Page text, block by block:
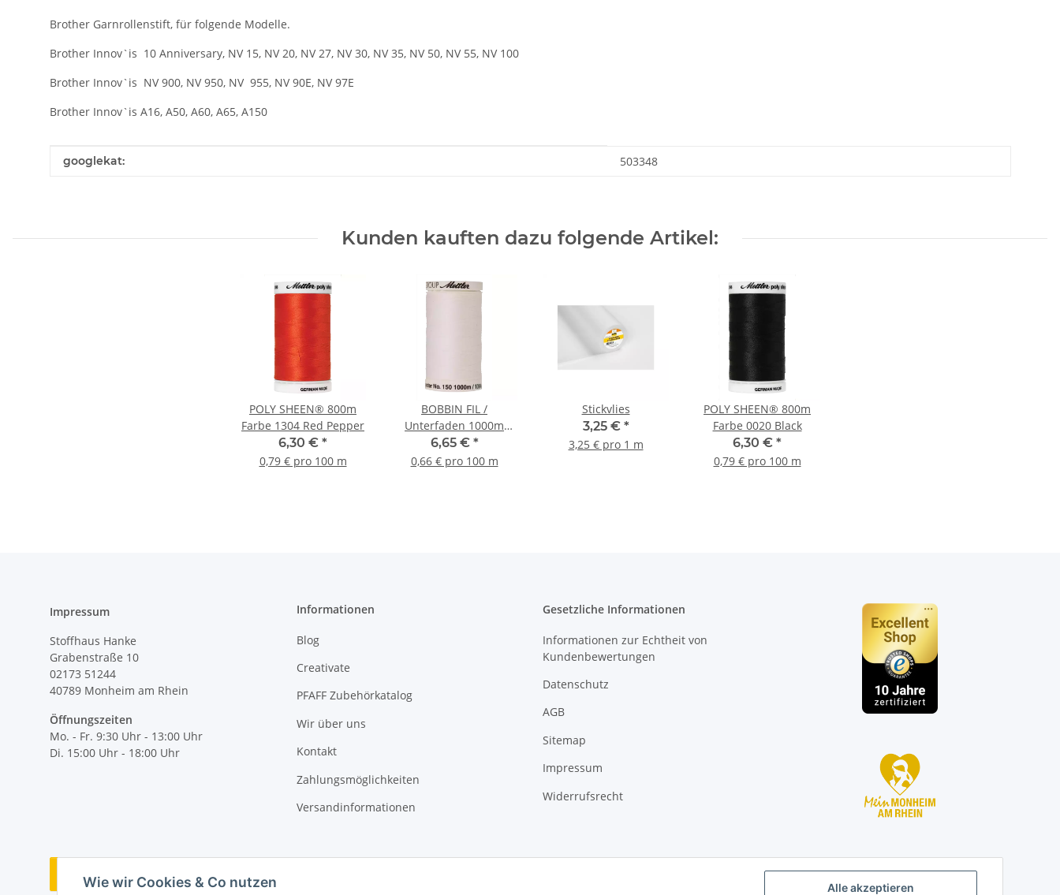
Alle akzeptieren
Wie wir Cookies & Co nutzen
Brother Garnrollenstift, für folgende Modelle.
Brother Innov`is 10 Anniversary, NV 15, NV 20, NV 27, NV 30, NV 35, NV 50, NV 55, NV 100
Brother Innov`is NV 900, NV 950, NV 955, NV 90E, NV 97E
Brother Innov`is A16, A50, A60, A65, A150
Produkteigenschaft
Wert
googlekat: 503348
Kunden kauften dazu folgende Artikel:
POLY SHEEN® 800m
Farbe 1304 Red Pepper
6,30 € *
0,79 € pro 100 m
BOBBIN FIL /
Unterfaden 1000m
Farbe 2000 White
6,65 € *
0,66 € pro 100 m
Stickvlies
3,25 € *
3,25 € pro 1 m
POLY SHEEN® 800m
Farbe 0020 Black
6,30 € *
0,79 € pro 100 m
Impressum
Stoffhaus Hanke
Grabenstraße 10
02173 51244
40789 Monheim am Rhein
Öffnungszeiten
Mo. - Fr. 9:30 Uhr - 13:00 Uhr
Di. 15:00 Uhr - 18:00 Uhr
Informationen
Blog
Creativate
PFAFF Zubehörkatalog
Wir über uns
Kontakt
Zahlungsmöglichkeiten
Versandinformationen
Gesetzliche Informationen
Informationen zur Echtheit von
Kundenbewertungen
Datenschutz
AGB
Sitemap
Impressum
Widerrufsrecht
Vertrag widerrufen